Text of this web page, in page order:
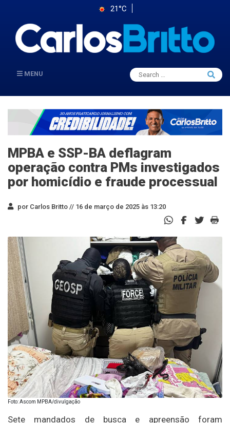
21°C
MENU
Search
for:
Search
MPBA e SSP-BA deflagram
operação contra PMs investigados
por homicídio e fraude processual
por Carlos Britto // 16 de março de 2025 às 13:20
Foto: Ascom MPBA/divulgação
Sete mandados de busca e apreensão foram